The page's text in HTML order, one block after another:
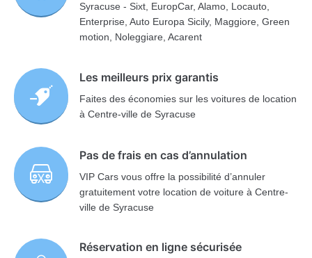
Syracuse - Sixt, EuropCar, Alamo, Locauto,
Enterprise, Auto Europa Sicily, Maggiore, Green
motion, Noleggiare, Acarent
Les meilleurs prix garantis
Faites des économies sur les voitures de location
à Centre-ville de Syracuse
Pas de frais en cas d’annulation
VIP Cars vous offre la possibilité d’annuler
gratuitement votre location de voiture à Centre-
ville de Syracuse
Réservation en ligne sécurisée